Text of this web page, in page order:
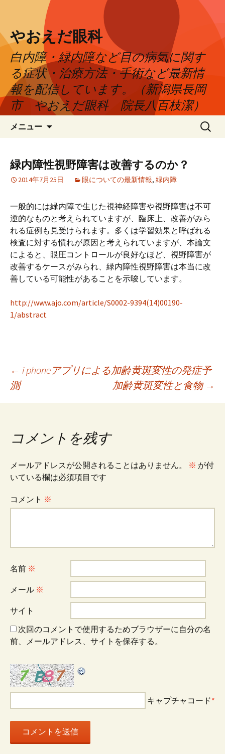
やおえだ眼科
白内障・緑内障など目の病気に関す
る症状・治療方法・手術など最新情
報を配信しています。（新潟県長岡
市 やおえだ眼科 院長八百枝潔）
メニュー
ン
ツ
へ
キ
ッ
プ
検
索:
緑内障性視野障害は改善するのか？
2014年7月25日 眼についての最新情報, 緑内障
一般的には緑内障で生じた視神経障害や視野障害は不可
逆的なものと考えられていますが、臨床上、改善がみら
れる症例も見受けられます。多くは学習効果と呼ばれる
検査に対する慣れが原因と考えられていますが、本論文
によると、眼圧コントロールが良好なほど、視野障害が
改善するケースがみられ、緑内障性視野障害は本当に改
善している可能性があることを示唆しています。
http://www.ajo.com/article/S0002-9394(14)00190-
1/abstract
投
稿
ナ
ビ
ゲ
シ
ョ
ン
← i phoneアプリによる加齢黄斑変性の発症予
測
加齢黄斑変性と食物 →
コメントを残す
メールアドレスが公開されることはありません。 ※ が付
いている欄は必須項目です
コメント ※
名前 ※
メール ※
サイト
次回のコメントで使用するためブラウザーに自分の名
前、メールアドレス、サイトを保存する。
キャプチャコード*